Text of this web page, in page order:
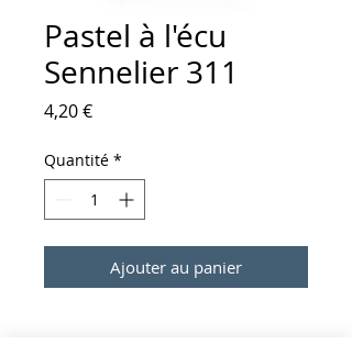
Pastel à l'écu
Sennelier 311
4,20 €Prix
Quantité *
Ajouter au panier